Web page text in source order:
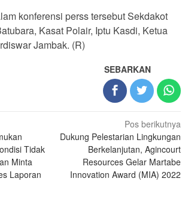
konferensi perss tersebut Sekdakot
Kasat Polair, Iptu Kasdi, Ketua
Jambak. (R)
SEBARKAN
Tidak
Minta
Laporan
Pos berikutnya
Dukung Pelestarian Lingkungan
Berkelanjutan, Agincourt
Resources Gelar Martabe
Innovation Award (MIA) 2022